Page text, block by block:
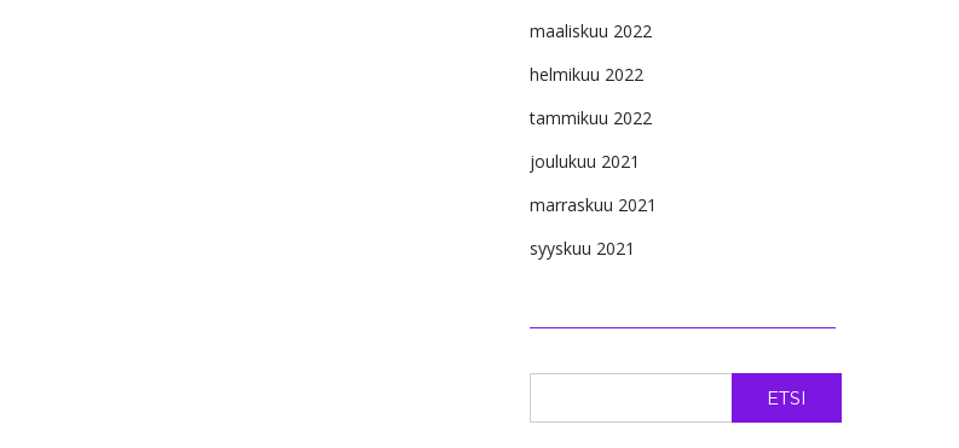
maaliskuu 2022
helmikuu 2022
tammikuu 2022
joulukuu 2021
marraskuu 2021
syyskuu 2021
ETSI